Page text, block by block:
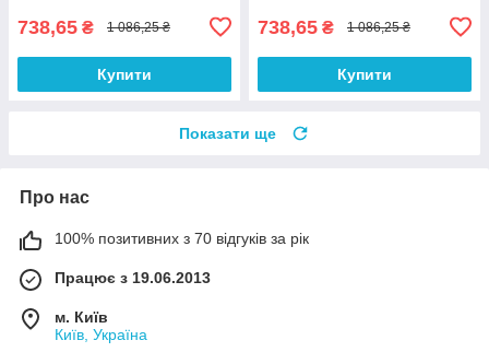
738,65 ₴ 1 086,25 ₴
Купити
738,65 ₴ 1 086,25 ₴
Купити
Показати ще
Про нас
100% позитивних з 70 відгуків за рік
Працює з 19.06.2013
м. Київ
Київ, Україна